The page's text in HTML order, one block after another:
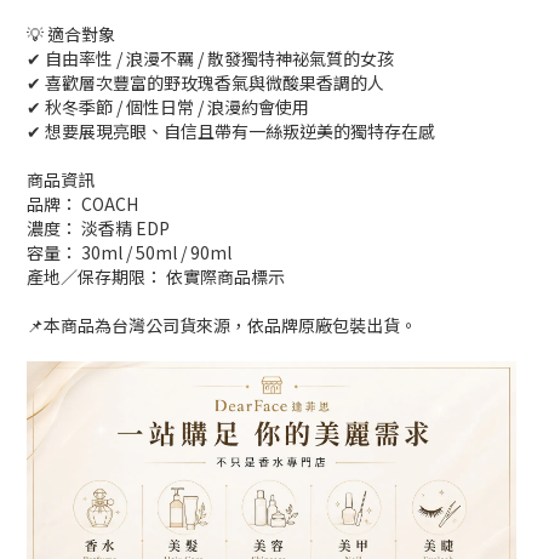
💡 適合對象
✔ 自由率性 / 浪漫不羈 / 散發獨特神祕氣質的女孩
✔ 喜歡層次豐富的野玫瑰香氣與微酸果香調的人
✔ 秋冬季節 / 個性日常 / 浪漫約會使用
✔ 想要展現亮眼、自信且帶有一絲叛逆美的獨特存在感
商品資訊
品牌： COACH
濃度： 淡香精 EDP
容量： 30ml / 50ml / 90ml
產地／保存期限： 依實際商品標示
📌本商品為台灣公司貨來源，依品牌原廠包裝出貨。